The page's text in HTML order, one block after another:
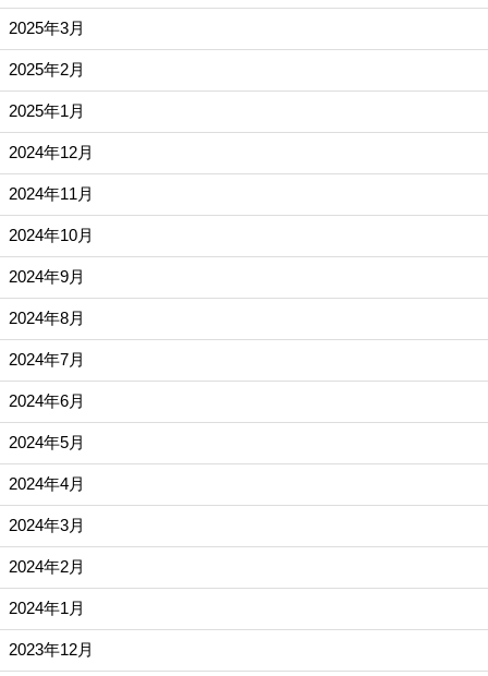
2025年3月
2025年2月
2025年1月
2024年12月
2024年11月
2024年10月
2024年9月
2024年8月
2024年7月
2024年6月
2024年5月
2024年4月
2024年3月
2024年2月
2024年1月
2023年12月